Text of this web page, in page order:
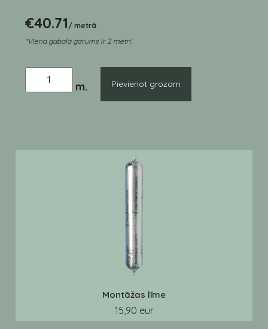
€40.71 / metrā
*Viena gabala garums ir 2 metri.
Pievienot grozam
Montāžas līme
15,90 eur